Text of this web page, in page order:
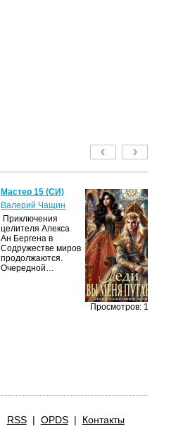
Мастер 15 (СИ)
Валерий Чащин
Приключения
целителя Алекса
Ан Бергена в
Содружестве миров
продолжаются.
Очередной…
Просмотров: 191
RSS| OPDS| Контакты